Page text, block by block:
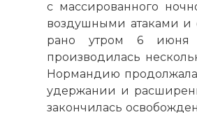
с массированного
воздушными атаками и
рано утром 6 июня
производилась
Нормандию
удержании и
закончилась